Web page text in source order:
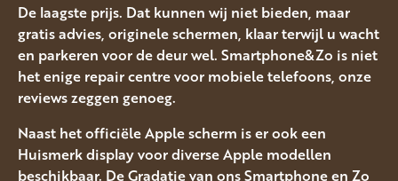
De laagste prijs. Dat kunnen wij niet bieden, maar
gratis advies, originele schermen, klaar terwijl u wacht
en parkeren voor de deur wel. Smartphone&Zo is niet
het enige repair centre voor mobiele telefoons, onze
reviews zeggen genoeg.
Naast het officiële Apple scherm is er ook een
Huismerk display voor diverse Apple modellen
beschikbaar. De Gradatie van ons Smartphone en Zo